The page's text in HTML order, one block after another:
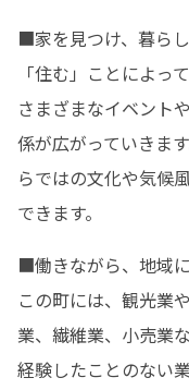
■家を見つけ、暮らし
「住む」ことによっ
さまざまなイベント
係が広がっていきま
らではの文化や気候
できます。
■働きながら、地域
この町には、観光業
業、繊維業、小売業
経験したことのない